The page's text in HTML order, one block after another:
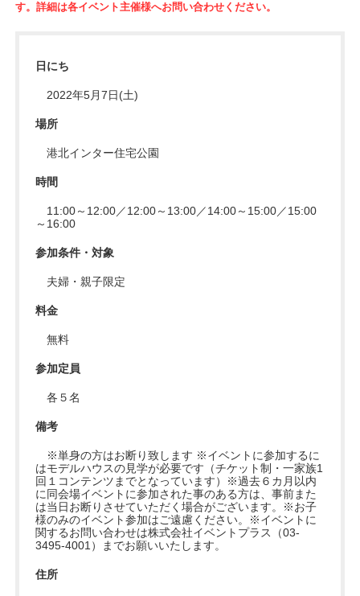
す。詳細は各イベント主催様へお問い合わせください。
日にち
2022年5月7日(土)
場所
港北インター住宅公園
時間
11:00～12:00／12:00～13:00／14:00～15:00／15:00
～16:00
参加条件・対象
夫婦・親子限定
料金
無料
参加定員
各５名
備考
※単身の方はお断り致します ※イベントに参加するに
はモデルハウスの見学が必要です（チケット制・一家族1
回１コンテンツまでとなっています）※過去６カ月以内
に同会場イベントに参加された事のある方は、事前また
は当日お断りさせていただく場合がございます。※お子
様のみのイベント参加はご遠慮ください。※イベントに
関するお問い合わせは株式会社イベントプラス（03-
3495-4001）までお願いいたします。
住所